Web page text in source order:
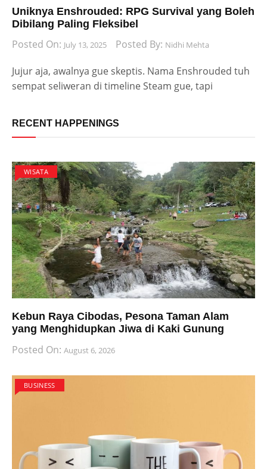
Uniknya Enshrouded: RPG Survival yang Boleh
Dibilang Paling Fleksibel
Posted On: July 13, 2025 Posted By: Nidhi Mehta
Jujur aja, awalnya gue skeptis. Nama Enshrouded tuh
sempat seliweran di timeline Steam gue, tapi
RECENT HAPPENINGS
WISATA
Kebun Raya Cibodas, Pesona Taman Alam
yang Menghidupkan Jiwa di Kaki Gunung
Posted On: August 6, 2026
BUSINESS